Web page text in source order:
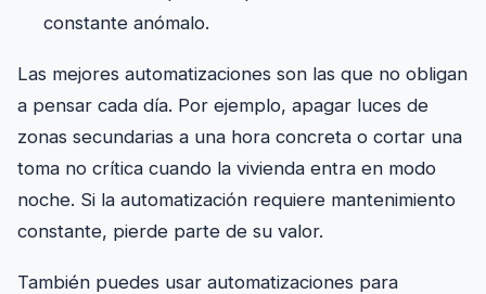
constante anómalo.
Las mejores automatizaciones son las que no obligan
a pensar cada día. Por ejemplo, apagar luces de
zonas secundarias a una hora concreta o cortar una
toma no crítica cuando la vivienda entra en modo
noche. Si la automatización requiere mantenimiento
constante, pierde parte de su valor.
También puedes usar automatizaciones para